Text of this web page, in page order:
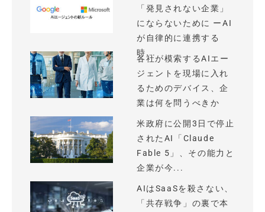
「発見されない企業」
にならないために ーAI
が自律的に連携する
時...
各社が模索するAIエー
ジェントを現場に入れ
るためのデバイス、企
業は何を問うべきか
米政府に公開3日で停止
されたAI「Claude
Fable 5」、その能力と
企業が今...
AIはSaaSを殺さない、
「共存戦争」の裏で本